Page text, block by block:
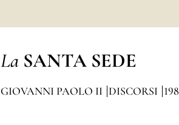
La SANTA SEDE
GIOVANNI PAOLO II DISCORSI